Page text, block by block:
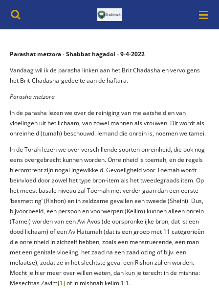
Ga
direct
naar
hoofdinhoud
Parashat metzora - Shabbat hagadol - 9-4-2022
Vandaag wil ik de parasha linken aan het Brit Chadasha en vervolgens
het Brit-Chadasha-gedeelte aan de haftara.
Parasha metzora
In de parasha lezen we over de reiniging van melaatsheid en van
vloeiingen uit het lichaam, van zowel mannen als vrouwen. Dit wordt als
onreinheid (tumah) beschouwd. Iemand die onrein is, noemen we tamei.
In de Torah lezen we over verschillende soorten onreinheid, die ook nog
eens overgebracht kunnen worden. Onreinheid is toemah, en de regels
hieromtrent zijn nogal ingewikkeld. Gevoeligheid voor Toemah wordt
beïnvloed door zowel het type bron-item als het tweedegraads item. Op
het meest basale niveau zal Toemah niet verder gaan dan een eerste
‘besmetting’ (Rishon) en in zeldzame gevallen een tweede (Sheini). Dus,
bijvoorbeeld, een persoon en voorwerpen (Keilim) kunnen alleen onrein
(Tamei) worden van een Avi Avos (de oorspronkelijke bron, dat is: een
dood lichaam) of een Av Hatumah (dat is een groep met 11 categorieën
die onreinheid in zichzelf hebben, zoals een menstruerende, een man
met een genitale vloeiing, het zaad na een zaadlozing of bijv. een
melaatse), zodat ze in het slechtste geval een Rishon zullen worden.
Mocht je hier meer over willen weten, dan kun je terecht in de mishna:
Mesechtas Zavim[1] of in mishnah kelim 1:1.